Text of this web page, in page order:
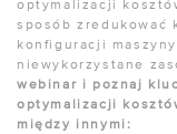
optymalizacji
sposób zredukować
konfiguracji
niewykorzystane
webinar i poznaj
optymalizacji
między innymi: